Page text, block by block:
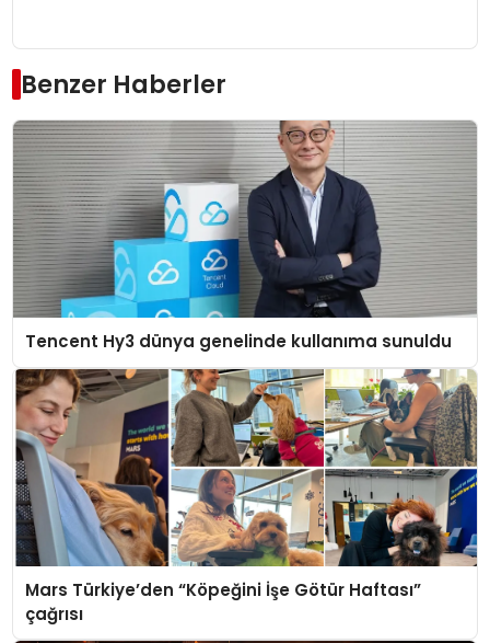
Benzer Haberler
Tencent Hy3 dünya genelinde kullanıma sunuldu
Mars Türkiye’den “Köpeğini İşe Götür Haftası”
çağrısı